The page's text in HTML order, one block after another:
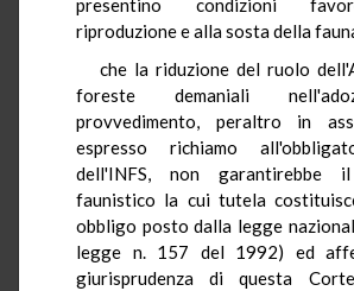
presentino condizioni
riproduzione e alla sosta della
che la riduzione del ruolo
foreste demaniali
provvedimento, peraltro in
espresso richiamo
dell'INFS, non garantirebbe
faunistico la cui tutela
obbligo posto dalla legge
legge n. 157 del 1992) ed
giurisprudenza di questa